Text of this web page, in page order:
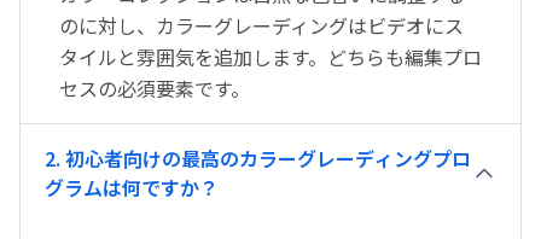
のに対し、カラーグレーディングはビデオにス
タイルと雰囲気を追加します。どちらも編集プロ
セスの必須要素です。
2. 初心者向けの最高のカラーグレーディングプロ
グラムは何ですか？